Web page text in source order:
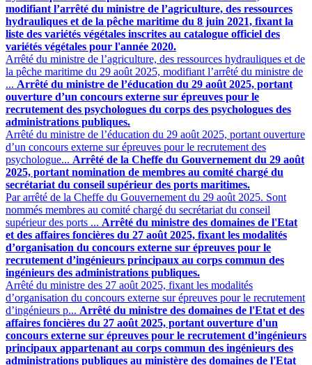
modifiant l’arrêté du ministre de l’agriculture, des ressources
hydrauliques et de la pêche maritime du 8 juin 2021, fixant la
liste des variétés végétales inscrites au catalogue officiel des
variétés végétales pour l'année 2020.
Arrêté du ministre de l’agriculture, des ressources hydrauliques et de
la pêche maritime du 29 août 2025, modifiant l’arrêté du ministre de
... Arrêté du ministre de l’éducation du 29 août 2025, portant
ouverture d’un concours externe sur épreuves pour le
recrutement des psychologues du corps des psychologues des
administrations publiques.
Arrêté du ministre de l’éducation du 29 août 2025, portant ouverture
d’un concours externe sur épreuves pour le recrutement des
psychologue... Arrêté de la Cheffe du Gouvernement du 29 août
2025, portant nomination de membres au comité chargé du
secrétariat du conseil supérieur des ports maritimes.
Par arrêté de la Cheffe du Gouvernement du 29 août 2025. Sont
nommés membres au comité chargé du secrétariat du conseil
supérieur des ports ... Arrêté du ministre des domaines de l'Etat
et des affaires foncières du 27 août 2025, fixant les modalités
d’organisation du concours externe sur épreuves pour le
recrutement d’ingénieurs principaux au corps commun des
ingénieurs des administrations publiques.
Arrêté du ministre des 27 août 2025, fixant les modalités
d’organisation du concours externe sur épreuves pour le recrutement
d’ingénieurs p... Arrêté du ministre des domaines de l'Etat et des
affaires foncières du 27 août 2025, portant ouverture d'un
concours externe sur épreuves pour le recrutement d’ingénieurs
principaux appartenant au corps commun des ingénieurs des
administrations publiques au ministère des domaines de l'Etat